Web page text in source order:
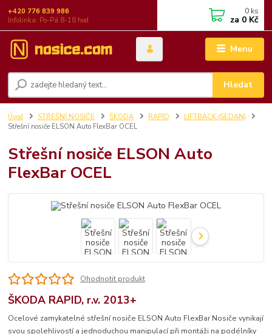
Menu
Hledat
+420 776 839 986
Infolinka: Po-Pá 8-18 hod.
0 ks
za 0 Kč
Úvod STŘEŠNÍ NOSIČE ŠKODA RAPID
LIFTBACK (SEDAN)
Střešní nosiče ELSON Auto FlexBar OCEL
Střešní nosiče ELSON Auto
FlexBar OCEL
Ohodnotit produkt
ŠKODA RAPID, r.v. 2013+
Ocelové zamykatelné střešní nosiče ELSON Auto FlexBar Nosiče vynikají
svou spolehlivostí a jednoduchou manipulací při montáži na podélníky